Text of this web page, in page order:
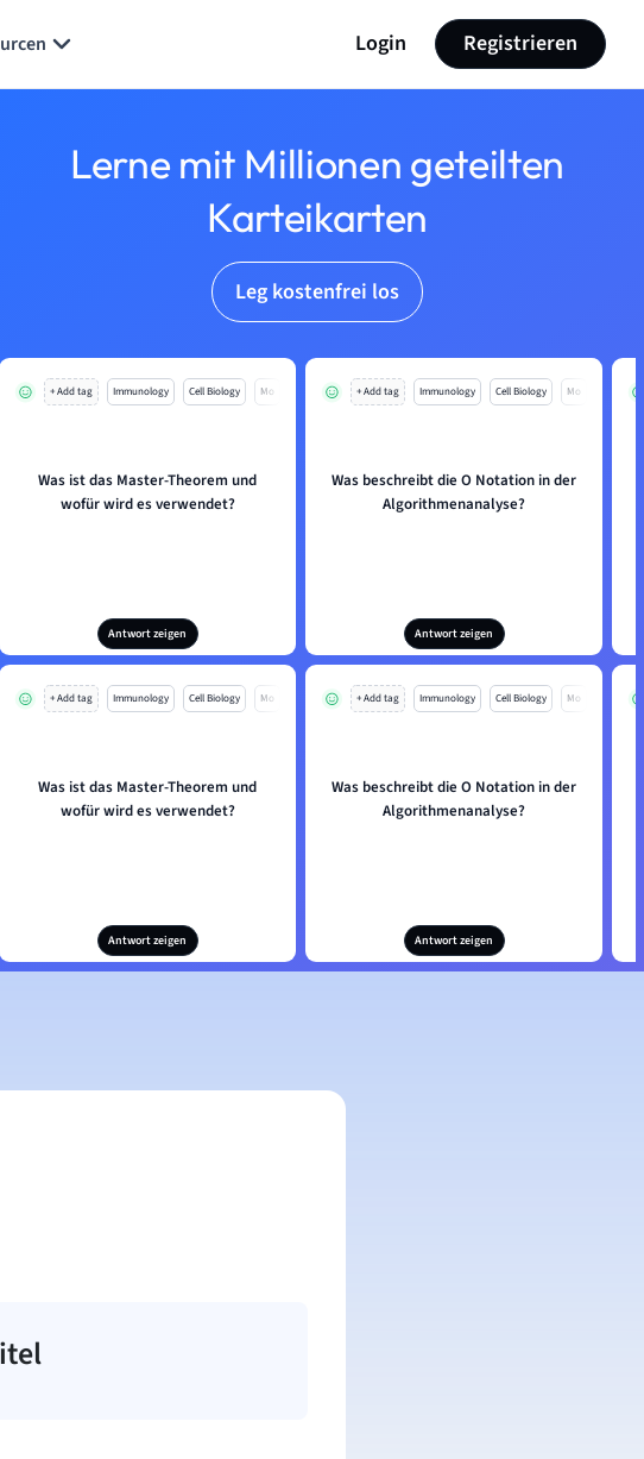
Login Registrieren
Lerne mit Millionen geteilten
Karteikarten
Leg kostenfrei los
+ Add tag Immunology Cell Biology Mo
Was ist das Master-Theorem und
wofür wird es verwendet?
Antwort zeigen
+ Add tag Immunology Cell Biology Mo
Was beschreibt die O Notation in der
Algorithmenanalyse?
Antwort zeigen
+ Add tag Immunology Cell Biology Mo
Was ist das Master-Theorem und
wofür wird es verwendet?
Antwort zeigen
+ Add tag Immunology Cell Biology Mo
Was beschreibt die O Notation in der
Algorithmenanalyse?
Antwort zeigen